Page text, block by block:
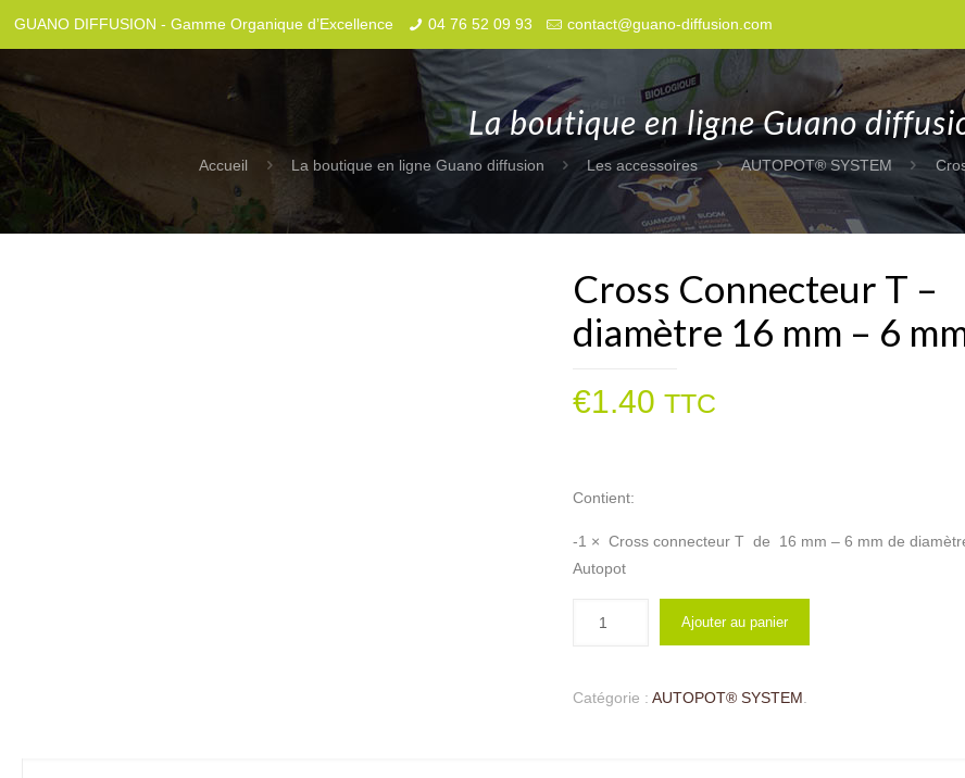
GUANO DIFFUSION - Gamme Organique d’Excellence 04 76 52 09 93 contact@guano-diffusion.com
La boutique en ligne Guano
Accueil La boutique en ligne Guano diffusion Les accessoires AUTOPOT® SYSTEM
Cross Connecteur T –
diamètre 16 mm – 6
€1.40 TTC
Contient:
-1 × Cross connecteur T de 16 mm – 6 mm de
Autopot
Ajouter au panier
Catégorie :AUTOPOT® SYSTEM